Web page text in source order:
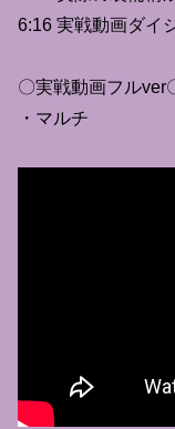
6:16 実戦動画ダイ
〇実戦動画フルver
・マルチ